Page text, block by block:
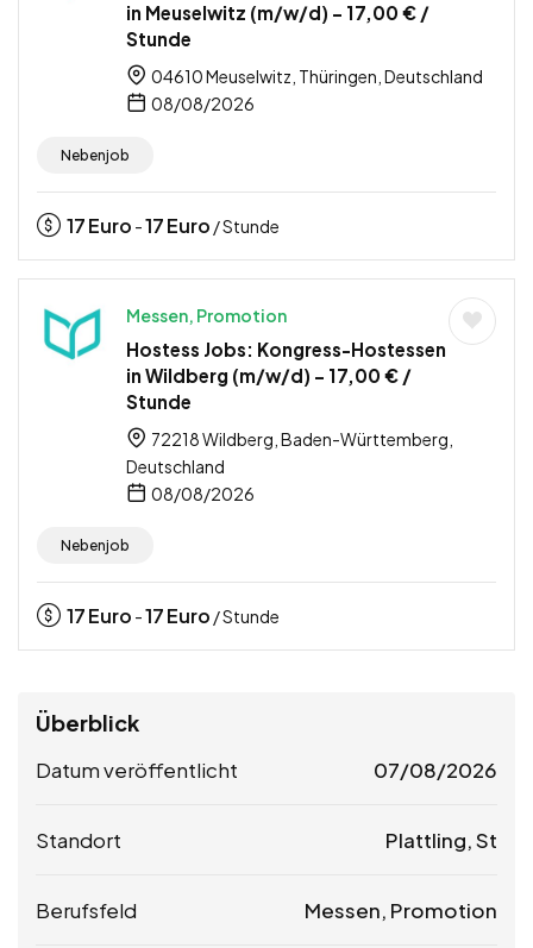
in Meuselwitz (m/w/d) – 17,00 € /
Stunde
04610 Meuselwitz, Thüringen, Deutschland
08/08/2026
Nebenjob
17Euro -17Euro / Stunde
Messen, Promotion
Hostess Jobs: Kongress-Hostessen
in Wildberg (m/w/d) – 17,00 € /
Stunde
72218 Wildberg, Baden-Württemberg,
Deutschland
08/08/2026
Nebenjob
17Euro -17Euro / Stunde
Überblick
Datum veröffentlicht 07/08/2026
Standort Plattling, St
Berufsfeld Messen, Promotion